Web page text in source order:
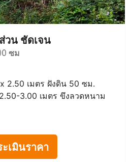
วน ชัดเจน
ซม
2.50 เมตร ฝังดิน 50 ซม.
3.00 เมตร ขึงลวดหนาม
เมินราคา